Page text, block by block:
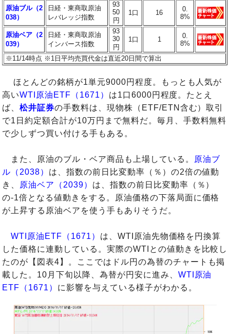
原油ブル（2
038）
日経・東商取原油
レバレッジ指数
93
50
円
1口 16
0.
8%
原油ベア（2
039）
日経・東商取原油
インバース指数
93
30
円
1口 1
0.
8%
※11/14時点 ※1日平均売買代金は直近20日間で算出
ほとんどの銘柄が1単元9000円程度。もっとも人気が
高いWTI原油ETF（1671） は1口6000円程度。たとえ
ば、松井証券の手数料は、現物株（ETF/ETN含む）取引
で1日約定額合計が10万円まで無料だ。毎月、手数料無料
で少しずつ買い付ける手もある。
また、原油のブル・ベア商品も上場している。 原油ブ
ル（2038） は、指数の前日比変動率（％）の2倍の値動
き、 原油ベア（2039） は、指数の前日比変動率（％）
の-1倍となる値動きをする。原油価格の下落局面に価格
が上昇する原油ベアを使う手もありそうだ。
WTI原油ETF（1671） は、WTI原油先物価格を円換算
した価格に連動している。実際のWTIとの値動きを比較し
たのが【図表4】。ここではドル円の為替のチャートも掲
載した。10月下旬以降、為替が円安に進み、 WTI原油
ETF（1671） に影響を与えている様子がわかる。